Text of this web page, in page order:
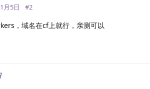
月5日 #2
，域名在cf上就行，亲测可以